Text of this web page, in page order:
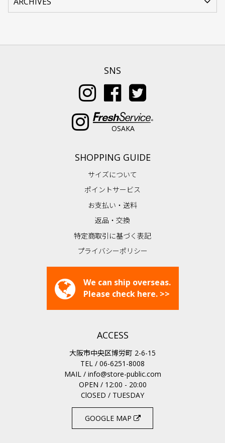
SNS
OSAKA
SHOPPING GUIDE
サイズについて
ポイントサービス
お支払い・送料
返品・交換
特定商取引に基づく表記
プライバシーポリシー
We can ship overseas.
Please check here. >>
ACCESS
大阪市中央区博労町 2-6-15
TEL / 06-6251-8008
MAIL / info@store-public.com
OPEN / 12:00 - 20:00
ClOSED / TUESDAY
GOOGLE MAP